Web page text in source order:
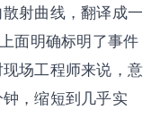
射曲线，翻译成一
面明确标明了事件
场工程师来说，意
，缩短到几乎实